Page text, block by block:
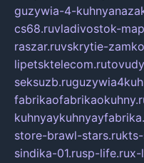
guzywia-4-
cs68.ruvladivostok-
raszar.ruvskrytie-
lipetsktelecom.ru
seksuzb.ru
store-brawl-stars.ru
sindika-01.rusp-life.rux-